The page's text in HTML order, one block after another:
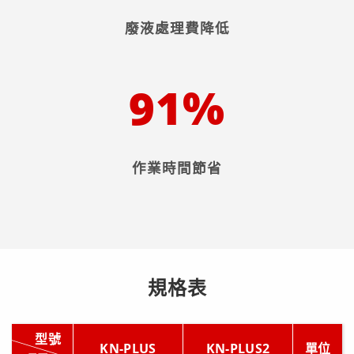
廢液處理費降低
91%
作業時間節省
規格表
型號
KN-PLUS KN-PLUS2 單位